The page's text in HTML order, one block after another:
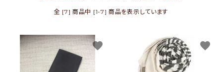
会員ログイン person 新規会員登録
おすすめ商品
全 [7] 商品中 [1-7] 商品を表示しています
favorite favorite